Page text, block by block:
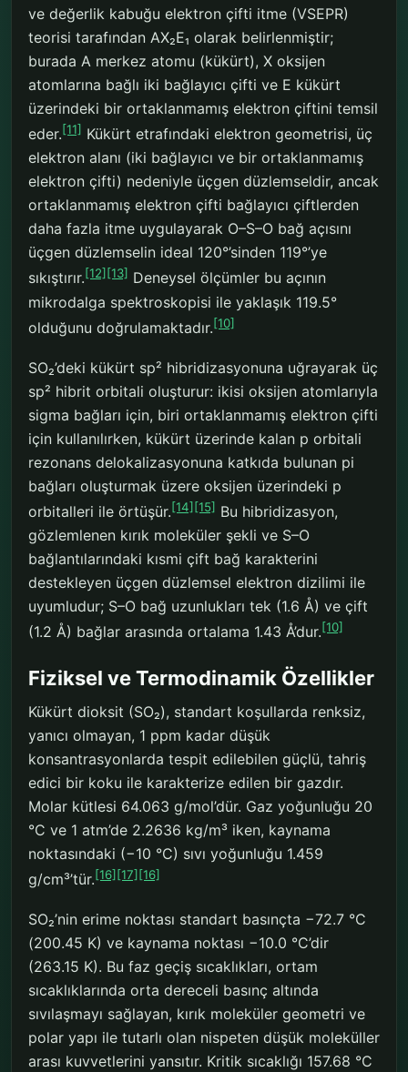
ve değerlik kabuğu elektron çifti itme (VSEPR)
teorisi tarafından AX₂E₁ olarak belirlenmiştir;
burada A merkez atomu (kükürt), X oksijen
atomlarına bağlı iki bağlayıcı çifti ve E kükürt
üzerindeki bir ortaklanmamış elektron çiftini temsil
eder.[11] Kükürt etrafındaki elektron geometrisi, üç
elektron alanı (iki bağlayıcı ve bir ortaklanmamış
elektron çifti) nedeniyle üçgen düzlemseldir, ancak
ortaklanmamış elektron çifti bağlayıcı çiftlerden
daha fazla itme uygulayarak O–S–O bağ açısını
üçgen düzlemselin ideal 120°’sinden 119°’ye
sıkıştırır.[12] [13] Deneysel ölçümler bu açının
mikrodalga spektroskopisi ile yaklaşık 119.5°
olduğunu doğrulamaktadır.[10]
SO₂’deki kükürt sp² hibridizasyonuna uğrayarak üç
sp² hibrit orbitali oluşturur: ikisi oksijen atomlarıyla
sigma bağları için, biri ortaklanmamış elektron çifti
için kullanılırken, kükürt üzerinde kalan p orbitali
rezonans delokalizasyonuna katkıda bulunan pi
bağları oluşturmak üzere oksijen üzerindeki p
orbitalleri ile örtüşür.[14] [15] Bu hibridizasyon,
gözlemlenen kırık moleküler şekli ve S–O
bağlantılarındaki kısmi çift bağ karakterini
destekleyen üçgen düzlemsel elektron dizilimi ile
uyumludur; S–O bağ uzunlukları tek (1.6 Å) ve çift
(1.2 Å) bağlar arasında ortalama 1.43 Å’dur.[10]
Fiziksel ve Termodinamik Özellikler
Kükürt dioksit (SO₂), standart koşullarda renksiz,
yanıcı olmayan, 1 ppm kadar düşük
konsantrasyonlarda tespit edilebilen güçlü, tahriş
edici bir koku ile karakterize edilen bir gazdır.
Molar kütlesi 64.063 g/mol’dür. Gaz yoğunluğu 20
°C ve 1 atm’de 2.2636 kg/m³ iken, kaynama
noktasındaki (−10 °C) sıvı yoğunluğu 1.459
g/cm³’tür.[16][17][16]
SO₂’nin erime noktası standart basınçta −72.7 °C
(200.45 K) ve kaynama noktası −10.0 °C’dir
(263.15 K). Bu faz geçiş sıcaklıkları, ortam
sıcaklıklarında orta dereceli basınç altında
sıvılaşmayı sağlayan, kırık moleküler geometri ve
polar yapı ile tutarlı olan nispeten düşük moleküller
arası kuvvetlerini yansıtır. Kritik sıcaklığı 157.68 °C